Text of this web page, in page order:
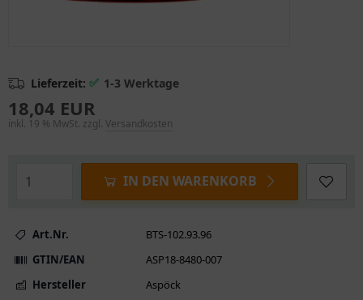
Lieferzeit: ✅ 1-3 Werktage
18,04 EUR
inkl. 19 % MwSt. zzgl. Versandkosten
IN DEN WARENKORB
Art.Nr.
BTS-102.93.96
GTIN/EAN
ASP18-8480-007
Hersteller
Aspöck